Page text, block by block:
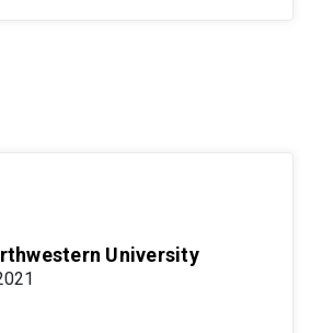
University